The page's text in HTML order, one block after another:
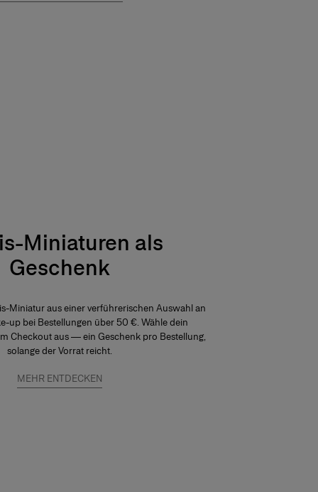
Miniaturen als
Geschenk
Miniatur aus einer verführerischen Auswahl an
up bei Bestellungen über 50 €. Wähle dein
Checkout aus — ein Geschenk pro Bestellung,
solange der Vorrat reicht.
MEHR ENTDECKEN